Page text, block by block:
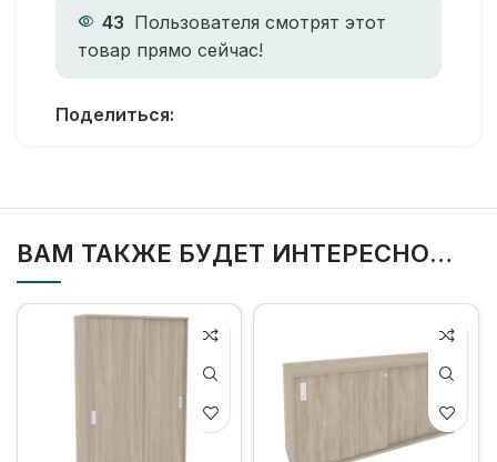
43 Пользователя смотрят этот
товар прямо сейчас!
Поделиться:
ВАМ ТАКЖЕ БУДЕТ ИНТЕРЕСНО…